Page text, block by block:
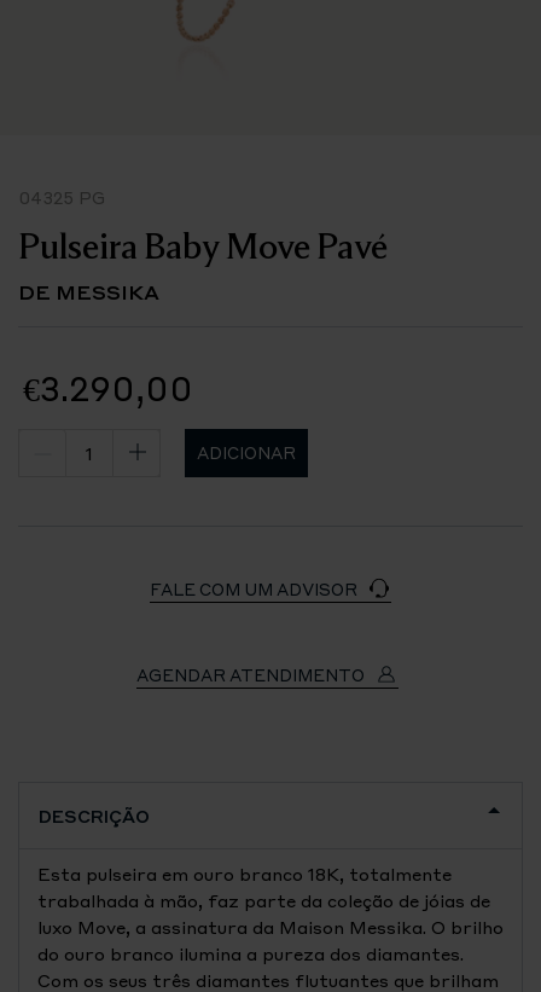
04325 PG
Pulseira Baby Move Pavé
DE MESSIKA
€3.290,00
ADICIONAR
FALE COM UM ADVISOR
AGENDAR ATENDIMENTO
DESCRIÇÃO
Esta pulseira em ouro branco 18K, totalmente
trabalhada à mão, faz parte da coleção de jóias de
luxo Move, a assinatura da Maison Messika. O brilho
do ouro branco ilumina a pureza dos diamantes.
Com os seus três diamantes flutuantes que brilham